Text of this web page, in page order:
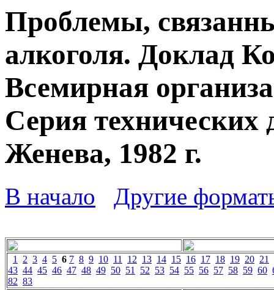
Проблемы,
алкоголя. Доклад
Всемирная
Серия
Женева, 1982 г.
В начало Другие
1 2 3 4 5 6 7 8 9 10 11 12 13 14 15 16 17 18 19 20 21
43 44 45 46 47 48 49 50 51 52 53 54 55 56 57 58 59 60
82 83